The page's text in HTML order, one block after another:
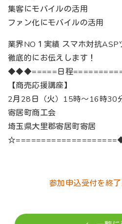
集客にモバイルの活用
ファン化にモバイルの活用
業界NO１実績 スマホ対抗ASP
徹底的にお伝えします！
◆◆◆=====日程
【商売応援講座】
2月28日（火）15時～16時30
寄居町商工会
埼玉県大里郡寄居町寄居
参加申込受付を終了